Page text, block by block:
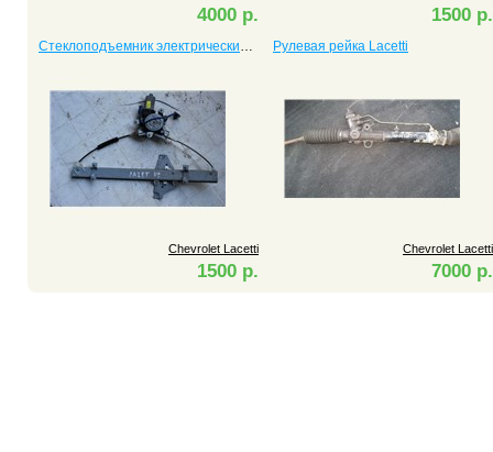
4000 р. 1500 р.
Стеклоподъемник электрический задний левый Lacetti
Chevrolet Lacetti
1500 р.
Рулевая рейка Lacetti
Chevrolet Lacetti
7000 р.